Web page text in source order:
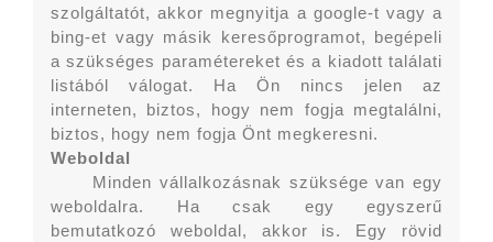
szolgáltatót, akkor megnyitja a google-t vagy a
bing-et vagy másik keresőprogramot, begépeli
a szükséges paramétereket és a kiadott találati
listából válogat. Ha Ön nincs jelen az
interneten, biztos, hogy nem fogja megtalálni,
biztos, hogy nem fogja Önt megkeresni.
Weboldal
Minden vállalkozásnak szüksége van egy
weboldalra. Ha csak egy egyszerű
bemutatkozó weboldal, akkor is. Egy rövid